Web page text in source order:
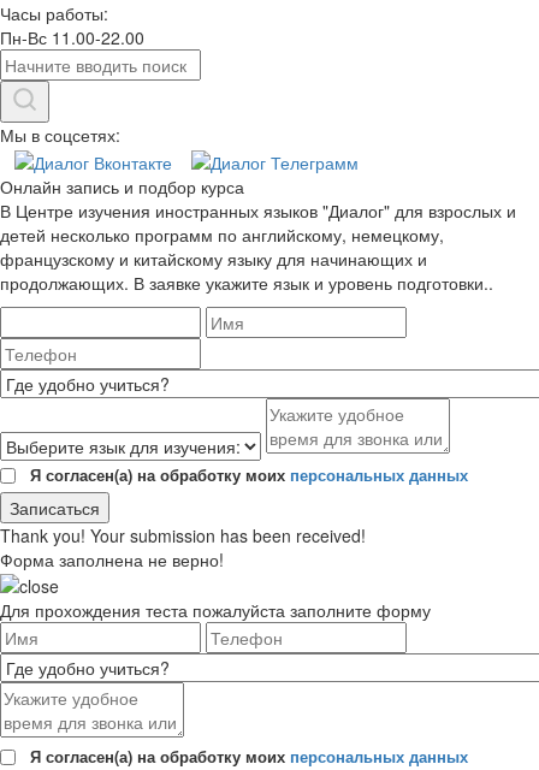
Часы работы:
Пн-Вс 11.00-22.00
Мы в соцсетях:
Онлайн запись и подбор курса
В Центре изучения иностранных языков "Диалог" для взрослых и
детей несколько программ по английскому, немецкому,
французскому и китайскому языку для начинающих и
продолжающих. В заявке укажите язык и уровень подготовки..
Я согласен(а) на обработку моих персональных данных
Thank you! Your submission has been received!
Форма заполнена не верно!
Для прохождения теста пожалуйста заполните форму
Я согласен(а) на обработку моих персональных данных